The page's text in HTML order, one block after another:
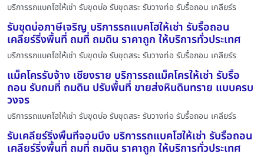
บริการรถแบคโฮให้เช่า รับขุดบ่อ รับขุดสระ รับวางท่อ รับรื้อถอน เคลียร์ร
รับขุดบ่อภาษีเจริญ บริการรถแบคโฮให้เช่า รับรื้อถอน
เคลียร์ริ่งพื้นที่ ถมที่ ถมดิน ราคาถูก ให้บริการทั่วประเทศ
บริการรถแบคโฮให้เช่า รับขุดบ่อ รับขุดสระ รับวางท่อ รับรื้อถอน เคลียร์ร
แม็คโครรับจ้าง เชียงราย บริการรถแม็คโครให้เช่า รับรื้อ
ถอน รับถมที่ ถมดิน ปรับพื้นที่ ขายส่งหินดินทราย แบบครบ
วงจร
บริการรถแบคโฮให้เช่า รับขุดบ่อ รับขุดสระ รับวางท่อ รับรื้อถอน เคลียร์ร
รับเคลียร์ริ่งพื้นที่จอมบึง บริการรถแบคโฮให้เช่า รับรื้อถอน
เคลียร์ริ่งพื้นที่ ถมที่ ถมดิน ราคาถูก ให้บริการทั่วประเทศ